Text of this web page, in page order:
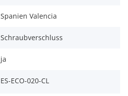
Spanien Valencia
Schraubverschluss
ja
ES-ECO-020-CL